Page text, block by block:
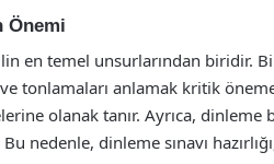
Önemi
en temel unsurlarından biridir.
tonlamaları anlamak kritik
olanak tanır. Ayrıca,
nedenle, dinleme sınavı